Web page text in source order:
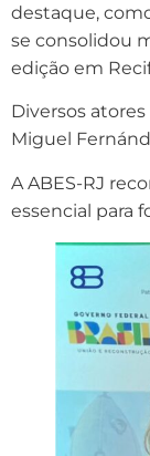
destaque,
se consolidou
edição em
Diversos
Miguel
A ABES-RJ
essencial para